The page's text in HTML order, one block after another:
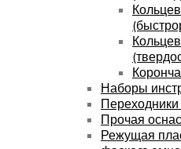
Наборы
Прочая
Режущая